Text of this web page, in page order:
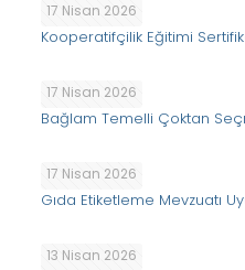
17 Nisan 2026
Kooperatifçilik Eğitimi
17 Nisan 2026
Bağlam Temelli Çoktan
17 Nisan 2026
Gıda Etiketleme Mevzuatı
13 Nisan 2026